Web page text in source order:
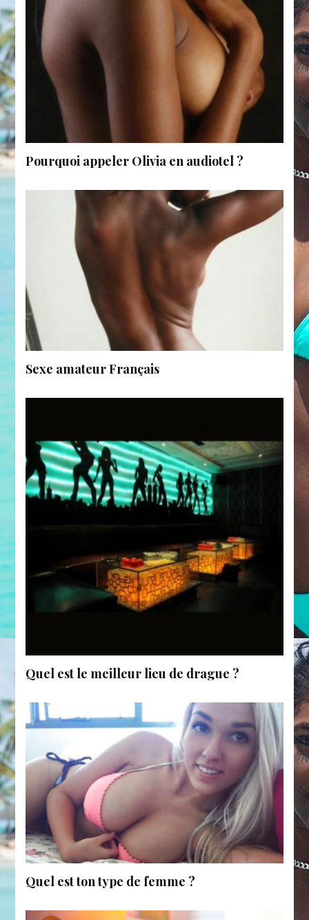
Pourquoi appeler Olivia en audiotel ?
Sexe amateur Français
Quel est le meilleur lieu de drague ?
Quel est ton type de femme ?